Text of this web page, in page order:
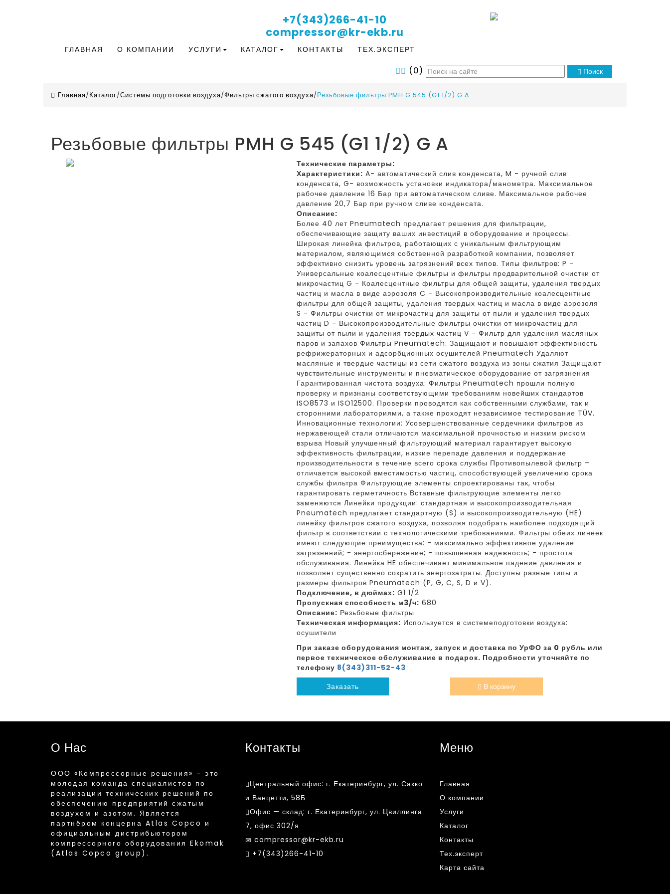
+7(343)266-41-10
compressor@kr-ekb.ru
ГЛАВНАЯ О КОМПАНИИ УСЛУГИ КАТАЛОГ КОНТАКТЫ ТЕХ.ЭКСПЕРТ
(0) Поиск
Главная/Каталог/Системы подготовки воздуха/Фильтры сжатого воздуха/Резьбовые фильтры PMH G 545 (G1 1/2) G A
Резьбовые фильтры PMH G 545 (G1 1/2) G A
Технические параметры:
Характеристики: A- автоматический слив конденсата, M - ручной слив
конденсата, G- возможность установки индикатора/манометра. Максимальное
рабочее давление 16 Бар при автоматическом сливе. Максимальное рабочее
давление 20,7 Бар при ручном сливе конденсата.
Описание:
Более 40 лет Pneumatech предлагает решения для фильтрации,
обеспечивающие защиту ваших инвестиций в оборудование и процессы.
Широкая линейка фильтров, работающих с уникальным фильтрующим
материалом, являющимся собственной разработкой компании, позволяет
эффективно снизить уровень загрязнений всех типов. Типы фильтров: P -
Универсальные коалесцентные фильтры и фильтры предварительной очистки от
микрочастиц G - Коалесцентные фильтры для общей защиты, удаления твердых
частиц и масла в виде аэрозоля C - Высокопроизводительные коалесцентные
фильтры для общей защиты, удаления твердых частиц и масла в виде аэрозоля
S - Фильтры очистки от микрочастиц для защиты от пыли и удаления твердых
частиц D - Высокопроизводительные фильтры очистки от микрочастиц для
защиты от пыли и удаления твердых частиц V - Фильтр для удаления масляных
паров и запахов Фильтры Pneumatech: Защищают и повышают эффективность
рефрижераторных и адсорбционных осушителей Pneumatech Удаляют
масляные и твердые частицы из сети сжатого воздуха из зоны сжатия Защищают
чувствительные инструменты и пневматическое оборудование от загрязнения
Гарантированная чистота воздуха: Фильтры Pneumatech прошли полную
проверку и признаны соответствующими требованиям новейших стандартов
ISO8573 и ISO12500. Проверки проводятся как собственными службами, так и
сторонними лабораториями, а также проходят независимое тестирование TÜV.
Инновационные технологии: Усовершенствованные сердечники фильтров из
нержавеющей стали отличаются максимальной прочностью и низким риском
взрыва Новый улучшенный фильтрующий материал гарантирует высокую
эффективность фильтрации, низкие перепаде давления и поддержание
производительности в течение всего срока службы Противопылевой фильтр –
отличается высокой вместимостью частиц, способствующей увеличению срока
службы фильтра Фильтрующие элементы спроектированы так, чтобы
гарантировать герметичность Вставные фильтрующие элементы легко
заменяются Линейки продукции: стандартная и высокопроизводительная
Pneumatech предлагает стандартную (S) и высокопроизводительную (HE)
линейку фильтров сжатого воздуха, позволяя подобрать наиболее подходящий
фильтр в соответствии с технологическими требованиями. Фильтры обеих линеек
имеют следующие преимущества: - максимально эффективное удаление
загрязнений; - энергосбережение; - повышенная надежность; - простота
обслуживания. Линейка HE обеспечивает минимальное падение давления и
позволяет существенно сократить энергозатраты. Доступны разные типы и
размеры фильтров Pneumatech (P, G, C, S, D и V).
Подключение, в дюймах: G1 1/2
Пропускная способность м3/ч: 680
Описание: Резьбовые фильтры
Техническая информация: Используется в системеподготовки воздуха:
осушители
При заказе оборудования монтаж, запуск и доставка по УрФО за 0 рубль или
первое техническое обслуживание в подарок. Подробности уточняйте по
телефону 8(343)311-52-43
Заказать
В корзину
О Нас
ООО «Компрессорные решения» - это
молодая команда специалистов по
реализации технических решений по
обеспечению предприятий сжатым
воздухом и азотом. Является
партнёром концерна Atlas Copco и
официальным дистрибьютором
компрессорного оборудования Ekomak
(Atlas Copco group).
Контакты
Центральный офис: г. Екатеринбург, ул. Сакко
и Ванцетти, 58Б
Офис — склад: г. Екатеринбург, ул. Цвиллинга
7, офис 302/я
compressor@kr-ekb.ru
+7(343)266-41-10
Меню
Главная
О компании
Услуги
Каталог
Контакты
Тех.эксперт
Карта сайта